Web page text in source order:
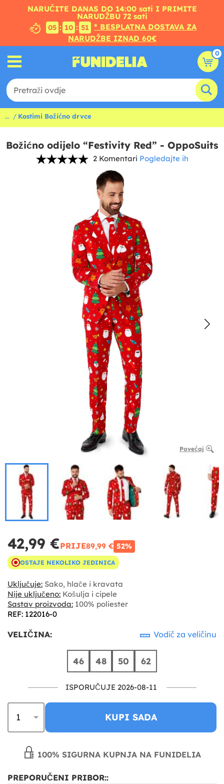
NARUČITE DANAS DO 14:00 sati I PRIMITE
NARUDŽBU 72 sati
05 : 10 : 50
* BESPLATNA DOSTAVA ZA
NARUDŽBE IZNAD 60€
0
... Kostimi Božićno drvce
Božićno odijelo “Festivity Red” - OppoSuits
2 Komentari Pogledajte ih
Povećaj
42,99 €PRIJE89,99 € 52%
OSTAJE NEKOLIKO JEDINICA
Uključuje: Sako, hlače i kravata
Nije uključeno: Košulja i cipele
Sastav proizvoda: 100% poliester
REF: 122016-0
VELIČINA: Vodič za veličinu
46 48 50 62
ISPORUČUJE 2026-08-11
KUPI SADA
100% SIGURNA KUPNJA NA FUNIDELIA
PREPORUČENI PRIBOR::